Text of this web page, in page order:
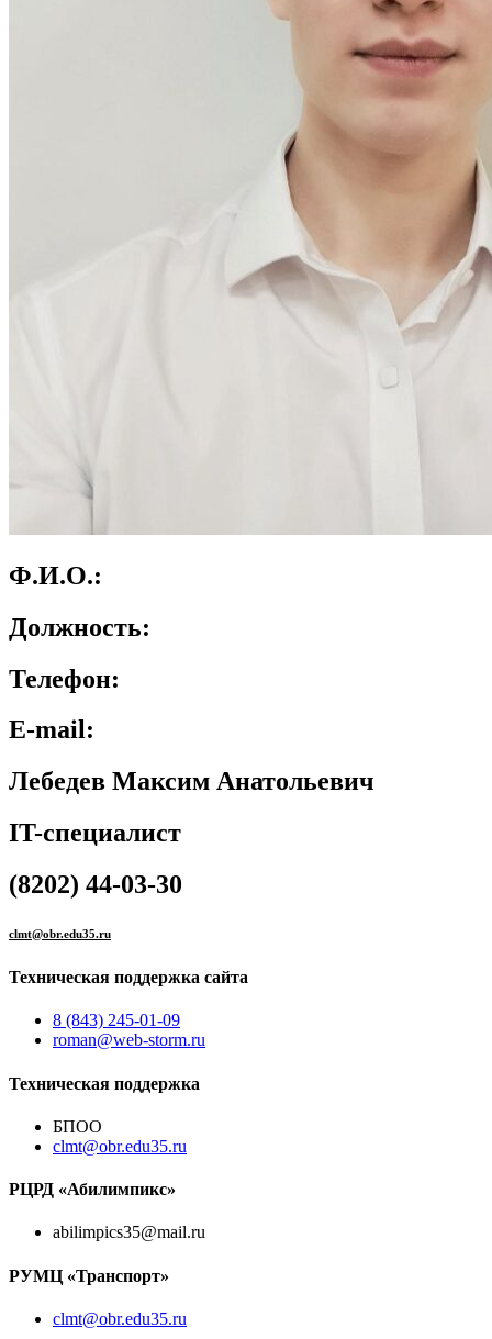
Ф.И.О.:
Должность:
Телефон:
E-mail:
Лебедев Максим Анатольевич
IT-специалист
(8202) 44-03-30
clmt@obr.edu35.ru
Техническая поддержка сайта
8 (843) 245-01-09
roman@web-storm.ru
Техническая поддержка
БПОО
clmt@obr.edu35.ru
РЦРД «Абилимпикс»
abilimpics35@mail.ru
РУМЦ «Транспорт»
clmt@obr.edu35.ru